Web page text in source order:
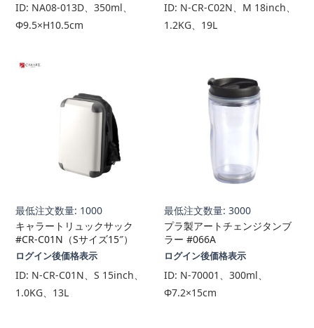
ID: NA08-013D、350ml、
Φ9.5×H10.5cm
ID: N-CR-C02N、M 18inch、
1.2KG、19L
最低注文数量: 1000
キャラートリュックサック
#CR-C01N（Sサイズ15″）
ログイン後価格表示
ID: N-CR-C01N、S 15inch、
1.0KG、13L
最低注文数量: 3000
プラ製アートチェンジタンブ
ラー #066A
ログイン後価格表示
ID: N-70001、300ml、
Φ7.2×15cm